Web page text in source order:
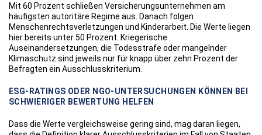
Mit 60 Prozent schließen Versicherungsunternehmen am
häufigsten autoritäre Regime aus. Danach folgen
Menschenrechtsverletzungen und Kinderarbeit. Die Werte liegen
hier bereits unter 50 Prozent. Kriegerische
Auseinandersetzungen, die Todesstrafe oder mangelnder
Klimaschutz sind jeweils nur für knapp über zehn Prozent der
Befragten ein Ausschlusskriterium.
ESG-RATINGS ODER NGO-UNTERSUCHUNGEN KÖNNEN BEI
SCHWIERIGER BEWERTUNG HELFEN
Dass die Werte vergleichsweise gering sind, mag daran liegen,